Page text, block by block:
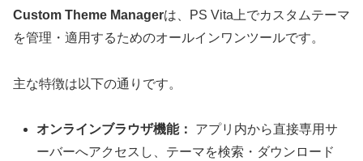
Custom Theme Managerは、PS Vita上でカスタムテーマ
を管理・適用するためのオールインワンツールです。
主な特徴は以下の通りです。
オンラインブラウザ機能：
アプリ内から直接専用サ
ーバーへアクセスし、テーマを検索・ダウンロード